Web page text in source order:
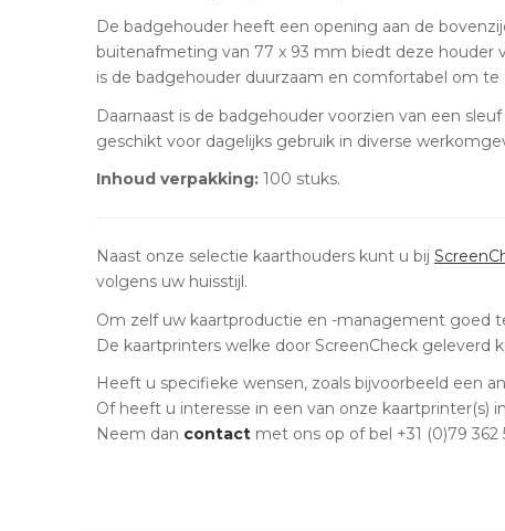
De badgehouder heeft een opening aan de
buitenafmeting van 77 x 93 mm biedt deze houder
is de badgehouder duurzaam en comfortabel om te
Daarnaast is de badgehouder voorzien van een
geschikt voor dagelijks gebruik in diverse
Inhoud verpakking: 100 stuks.
Naast onze selectie kaarthouders kunt u bij
volgens uw huisstijl.
Om zelf uw kaartproductie en -management goed
De kaartprinters welke door ScreenCheck geleverd
Heeft u specifieke wensen, zoals bijvoorbeeld een
Of heeft u interesse in een van onze kaartprinter(s)
Neem dan contact met ons op of bel +31 (0)79